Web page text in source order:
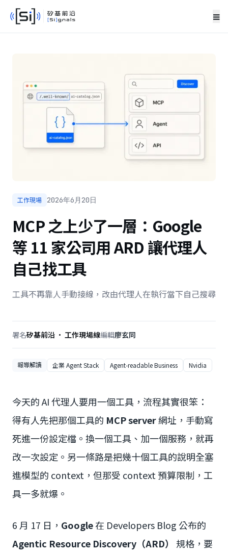
≡
工作現場 2026年6月20日
MCP 之上少了一層：Google
等 11 家公司用 ARD 讓代理人
自己找工具
工具不再靠人手動接線，改由代理人在執行當下自己搜尋
署名矽基前沿 · 工作現場線編輯廖玄同
報導解讀 企業 Agent Stack Agent-readable Business Nvidia
今天的 AI 代理人要用一個工具，流程其實很笨：
得有人先把那個工具的 MCP server網址，手動寫
死進一份設定檔。換一個工具、加一個服務，就再
改一次設定。另一條路是把幾十個工具的說明全塞
進模型的 context，但那受 context 預算限制，工
具一多就爆。
6 月 17 日， Google在 Developers Blog 公布的
Agentic Resource Discovery（ARD）
規格，要